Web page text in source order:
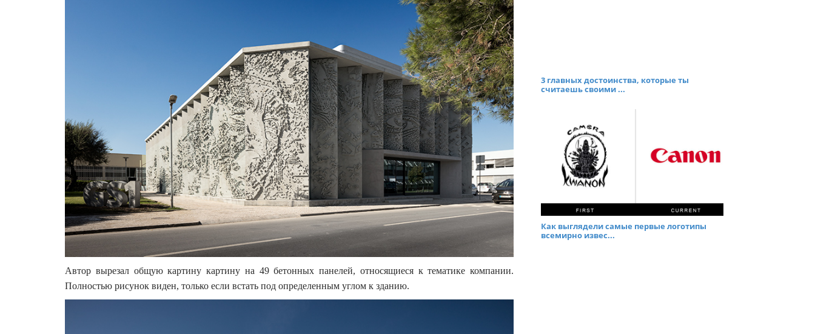
Автор вырезал общую картину картину на 49 бетонных панелей, относящиеся к тематике компании.
Полностью рисунок виден, только если встать под определенным углом к зданию.
3 главных достоинства, которые ты
считаешь своими ...
Как выглядели самые первые логотипы
всемирно извес...